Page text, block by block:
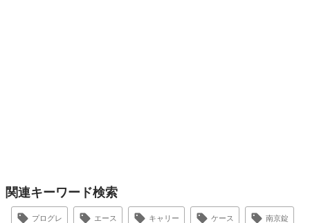
関連キーワード検索
プログレ エース キャリー ケース 南京錠